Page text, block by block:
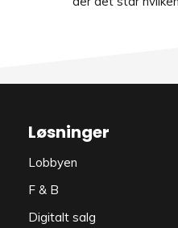
Løsninger
Lobbyen
F & B
Digitalt salg